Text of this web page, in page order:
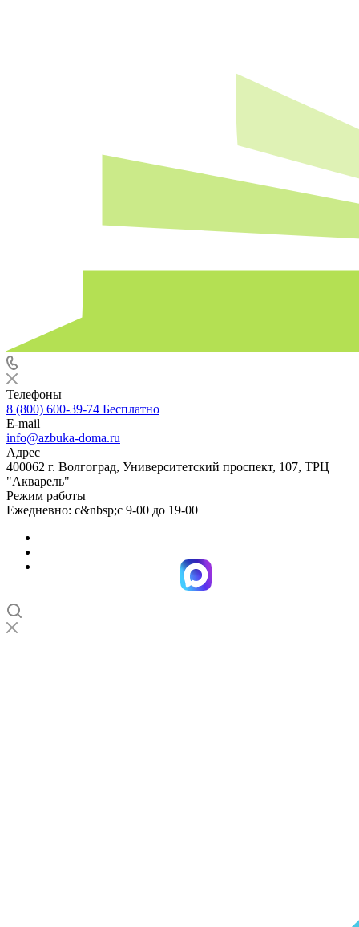
Телефоны
8 (800) 600-39-74 Бесплатно
E-mail
info@azbuka-doma.ru
Адрес
400062 г. Волгоград, Университетский проспект, 107, ТРЦ
"Акварель"
Режим работы
Ежедневно: с&nbsp;с 9-00 до 19-00